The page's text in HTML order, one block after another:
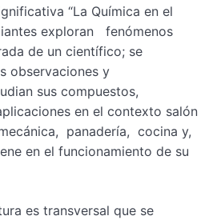
“La Química en el
exploran fenómenos
de un científico; se
observaciones y
sus compuestos,
en el contexto salón
panadería, cocina y,
en el funcionamiento de su
es transversal que se